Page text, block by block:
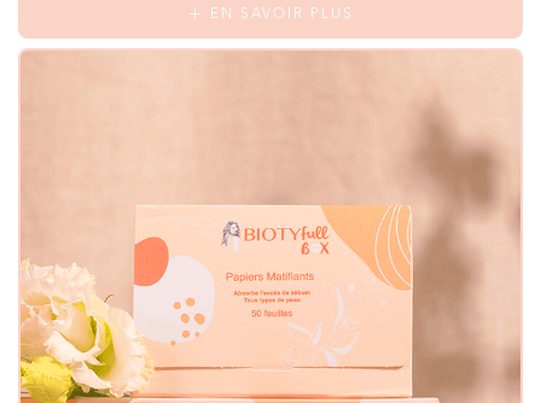
EN SAVOIR PLUS